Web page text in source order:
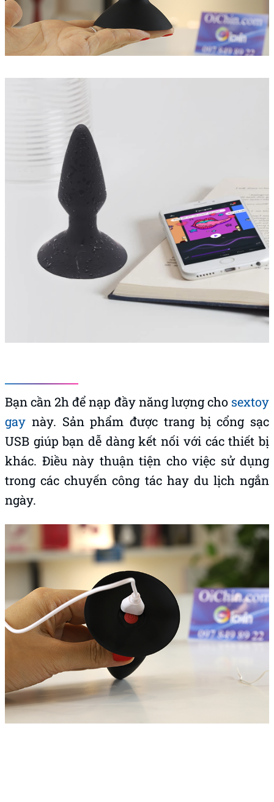
Bạn cần 2h để nạp đầy năng lượng cho sextoy
gay này. Sản phẩm được trang bị cổng sạc
USB giúp bạn dễ dàng kết nối với các thiết bị
khác. Điều này thuận tiện cho việc sử dụng
trong các chuyến công tác hay du lịch ngắn
ngày.